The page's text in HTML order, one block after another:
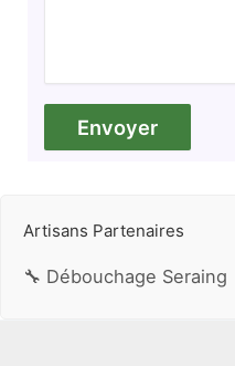
Artisans Partenaires
🔧 Débouchage Seraing